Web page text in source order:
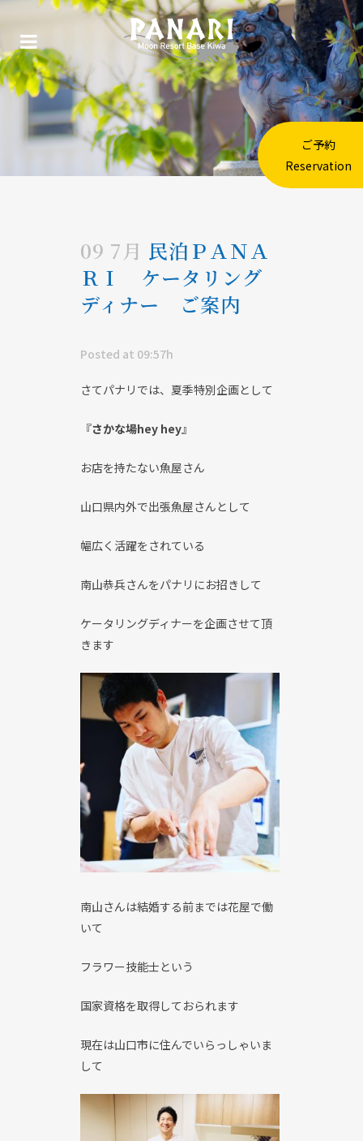
ご予約
Reservation
09 7月 民泊ＰＡＮＡ
ＲＩ ケータリング
ディナー ご案内
Posted at 09:57h
さてパナリでは、夏季特別企画として
『さかな場hey hey』
お店を持たない魚屋さん
山口県内外で出張魚屋さんとして
幅広く活躍をされている
南山恭兵さんをパナリにお招きして
ケータリングディナーを企画させて頂
きます
南山さんは結婚する前までは花屋で働
いて
フラワー技能士という
国家資格を取得しておられます
現在は山口市に住んでいらっしゃいま
して